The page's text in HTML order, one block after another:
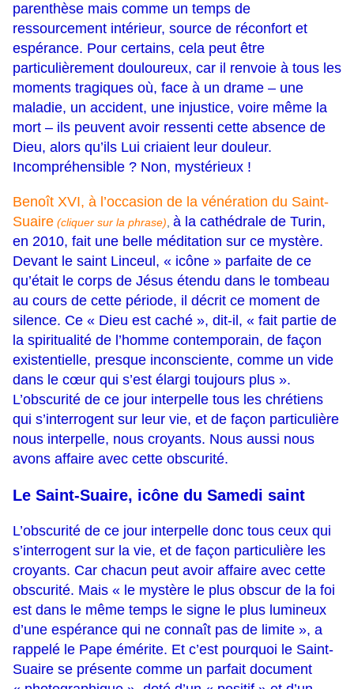
parenthèse mais comme un temps de
ressourcement intérieur, source de réconfort et
espérance. Pour certains, cela peut être
particulièrement douloureux, car il renvoie à tous les
moments tragiques où, face à un drame – une
maladie, un accident, une injustice, voire même la
mort – ils peuvent avoir ressenti cette absence de
Dieu, alors qu’ils Lui criaient leur douleur.
Incompréhensible ? Non, mystérieux !
Benoît XVI, à l’occasion de la vénération du Saint-
Suaire (cliquer sur la phrase) à la cathédrale de Turin,
en 2010, fait une belle méditation sur ce mystère.
Devant le saint Linceul, « icône » parfaite de ce
qu’était le corps de Jésus étendu dans le tombeau
au cours de cette période, il décrit ce moment de
silence. Ce « Dieu est caché », dit-il, « fait partie de
la spiritualité de l’homme contemporain, de façon
existentielle, presque inconsciente, comme un vide
dans le cœur qui s’est élargi toujours plus ».
L’obscurité de ce jour interpelle tous les chrétiens
qui s’interrogent sur leur vie, et de façon particulière
nous interpelle, nous croyants. Nous aussi nous
avons affaire avec cette obscurité.
Le Saint-Suaire, icône du Samedi saint
L’obscurité de ce jour interpelle donc tous ceux qui
s’interrogent sur la vie, et de façon particulière les
croyants. Car chacun peut avoir affaire avec cette
obscurité. Mais « le mystère le plus obscur de la foi
est dans le même temps le signe le plus lumineux
d’une espérance qui ne connaît pas de limite », a
rappelé le Pape émérite. Et c’est pourquoi le Saint-
Suaire se présente comme un parfait document